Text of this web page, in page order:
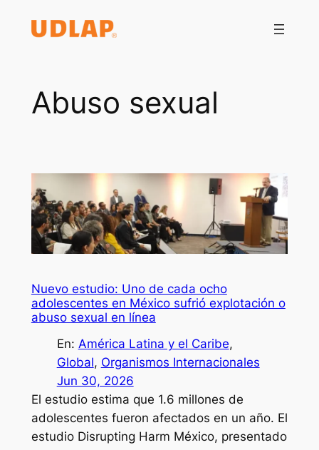
Abuso sexual
Nuevo estudio: Uno de cada ocho
adolescentes en México sufrió explotación o
abuso sexual en línea
En: América Latina y el Caribe
Global, Organismos Internacionales
Jun 30, 2026
El estudio estima que 1.6 millones de
adolescentes fueron afectados en un año. El
estudio Disrupting Harm México, presentado